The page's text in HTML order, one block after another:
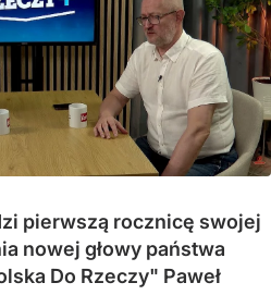
pierwszą rocznicę swojej
nowej głowy państwa
Do Rzeczy" Paweł